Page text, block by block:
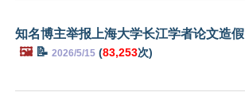
知名博主举报上海大学长江学者论文造假
🖼️📝 2026/5/15 (83,253次)